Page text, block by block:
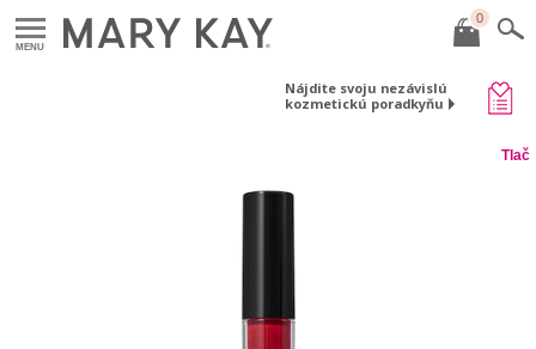
MENU
0
Nájdite svoju nezávislú
kozmetickú poradkyňu
Tlač